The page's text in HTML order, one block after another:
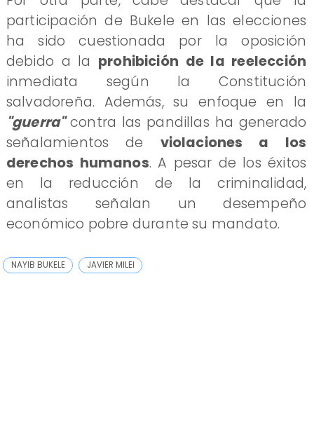
participación de Bukele en las elecciones
ha sido cuestionada por la oposición
debido a la prohibición de la reelección
inmediata según la Constitución
salvadoreña. Además, su enfoque en la
"guerra" contra las pandillas ha generado
señalamientos de violaciones a los
derechos humanos. A pesar de los éxitos
en la reducción de la criminalidad,
analistas señalan un desempeño
económico pobre durante su mandato.
NAYIB BUKELE JAVIER MILEI